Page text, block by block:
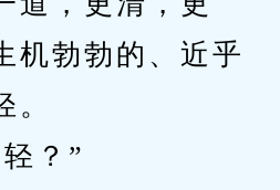
机勃勃的、近乎
？”